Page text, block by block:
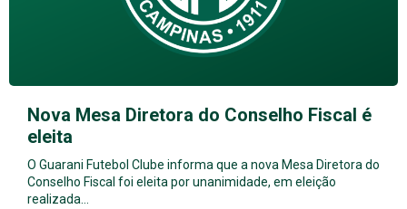
Nova Mesa Diretora do Conselho Fiscal é
eleita
O Guarani Futebol Clube informa que a nova Mesa Diretora do
Conselho Fiscal foi eleita por unanimidade, em eleição
realizada…